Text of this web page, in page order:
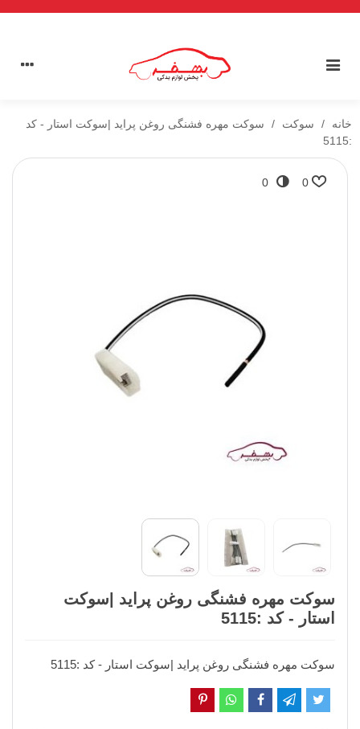
خانه / سوکت /
سوکت مهره فشنگی روغن پراید |سوکت استار - کد
:5115
0
0
سوکت مهره فشنگی روغن پراید |سوکت
استار - کد :5115
سوکت مهره فشنگی روغن پراید |سوکت استار - کد :5115